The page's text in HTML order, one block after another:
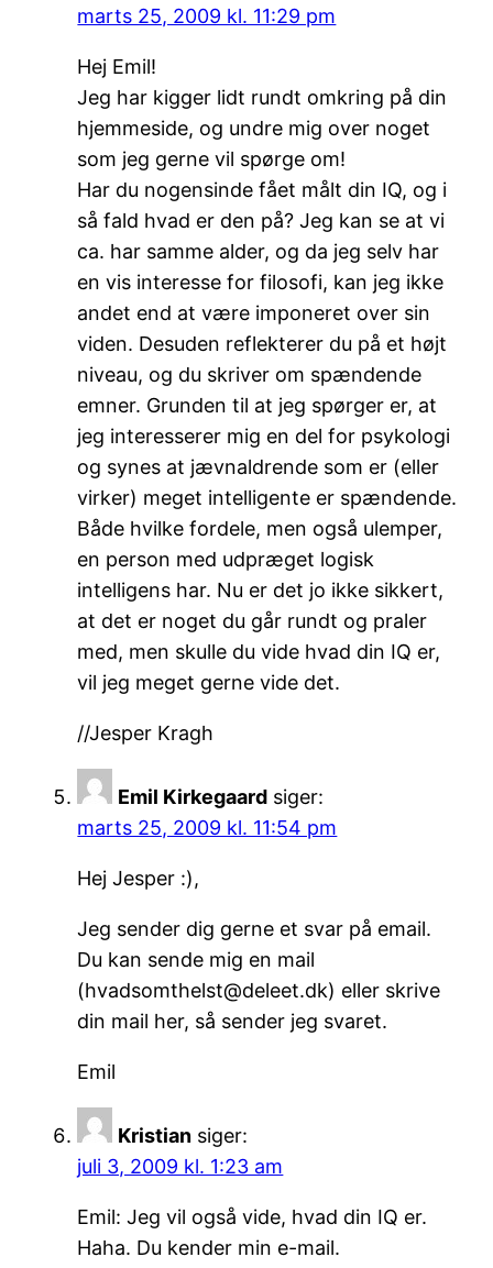
marts 25, 2009 kl. 11:29 pm
Hej Emil!
Jeg har kigger lidt rundt omkring på din
hjemmeside, og undre mig over noget
som jeg gerne vil spørge om!
Har du nogensinde fået målt din IQ, og i
så fald hvad er den på? Jeg kan se at vi
ca. har samme alder, og da jeg selv har
en vis interesse for filosofi, kan jeg ikke
andet end at være imponeret over sin
viden. Desuden reflekterer du på et højt
niveau, og du skriver om spændende
emner. Grunden til at jeg spørger er, at
jeg interesserer mig en del for psykologi
og synes at jævnaldrende som er (eller
virker) meget intelligente er spændende.
Både hvilke fordele, men også ulemper,
en person med udpræget logisk
intelligens har. Nu er det jo ikke sikkert,
at det er noget du går rundt og praler
med, men skulle du vide hvad din IQ er,
vil jeg meget gerne vide det.
//Jesper Kragh
Emil Kirkegaard siger:
marts 25, 2009 kl. 11:54 pm
Hej Jesper :),
Jeg sender dig gerne et svar på email.
Du kan sende mig en mail
(hvadsomthelst@deleet.dk) eller skrive
din mail her, så sender jeg svaret.
Emil
Kristian siger:
juli 3, 2009 kl. 1:23 am
Emil: Jeg vil også vide, hvad din IQ er.
Haha. Du kender min e-mail.